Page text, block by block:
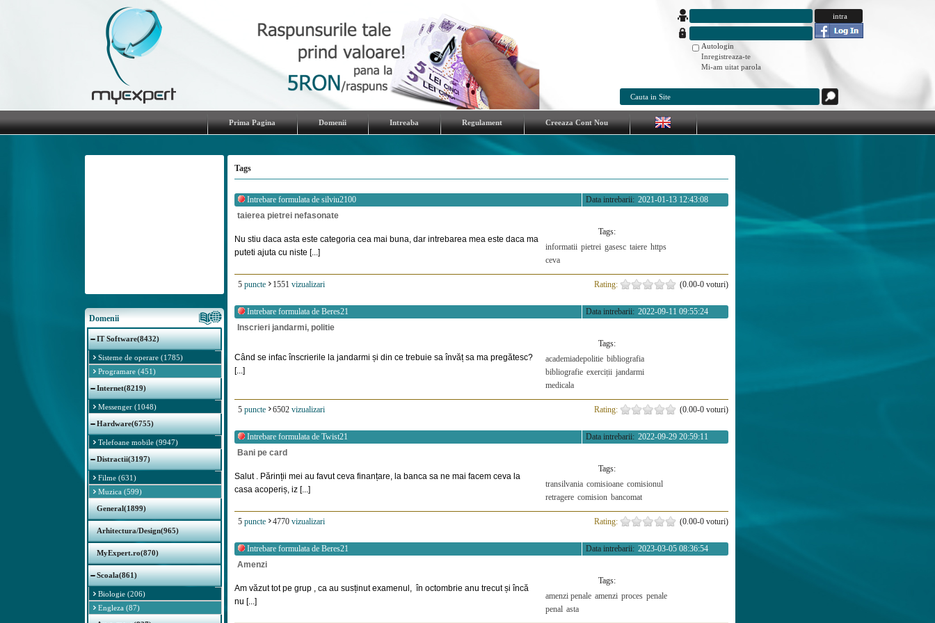
Autologin
Inregistreaza-te
Mi-am uitat parola
Prima Pagina Domenii Intreaba Regulament Creeaza Cont Nou
Domenii
IT Software(8432)
Sisteme de operare (1785)
Programare (451)
Internet(8219)
Messenger (1048)
Hardware(6755)
Telefoane mobile (9947)
Distractii(3197)
Filme (631)
Muzica (599)
General(1899)
Arhitectura/Design(965)
MyExpert.ro(870)
Scoala(861)
Biologie (206)
Engleza (87)
Tags
Intrebare formulata de silviu2100 2021-01-13 12:43:08
Data intrebarii:
taierea pietrei nefasonate
Nu stiu daca asta este categoria cea mai buna, dar intrebarea mea este daca ma
puteti ajuta cu niste [...]
Tags:
informatii pietrei gasesc taiere https
ceva
5 puncte 1551 vizualizari (0.00-0 voturi)
Rating:
Intrebare formulata de Beres21 2022-09-11 09:55:24
Data intrebarii:
Inscrieri jandarmi, politie
Când se infac înscrierile la jandarmi și din ce trebuie sa învăț sa ma pregătesc?
[...]
Tags:
academiadepolitie bibliografia
bibliografie exerciții jandarmi
medicala
5 puncte 6502 vizualizari (0.00-0 voturi)
Rating:
Intrebare formulata de Twist21 2022-09-29 20:59:11
Data intrebarii:
Bani pe card
Salut . Părinții mei au favut ceva finanțare, la banca sa ne mai facem ceva la
casa acoperiș, iz [...]
Tags:
transilvania comisioane comisionul
retragere comision bancomat
5 puncte 4770 vizualizari (0.00-0 voturi)
Rating:
Intrebare formulata de Beres21 2023-03-05 08:36:54
Data intrebarii:
Amenzi
Am văzut tot pe grup , ca au susținut examenul, în octombrie anu trecut și încă
nu [...]
Tags:
amenzi penale amenzi proces penale
penal asta